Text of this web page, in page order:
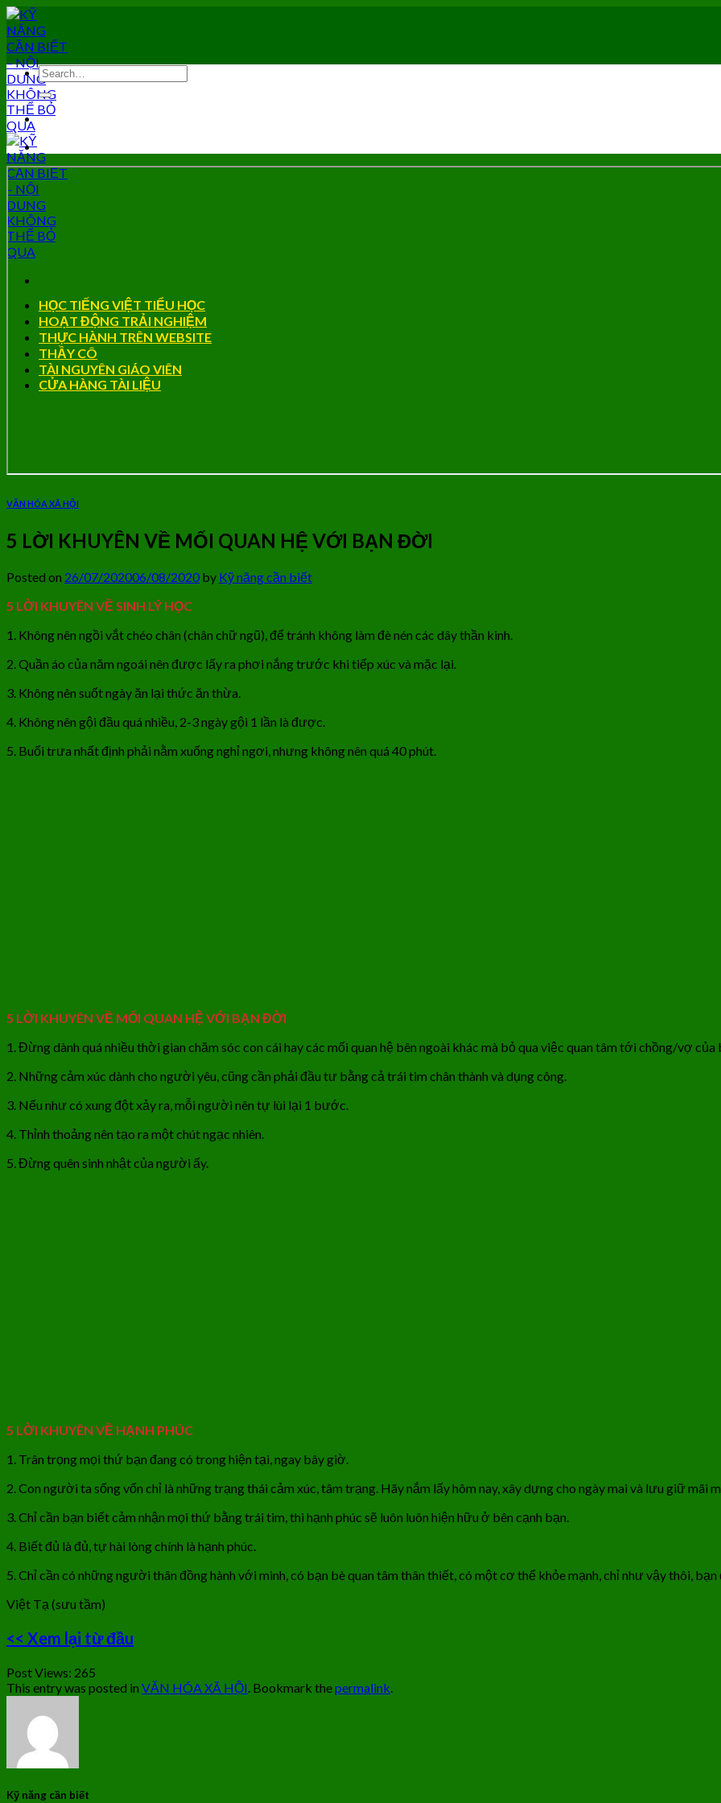
Skip
to
content
HỌC TIẾNG VIỆT TIỂU HỌC
HOẠT ĐỘNG TRẢI NGHIỆM
THỰC HÀNH TRÊN WEBSITE
THẦY CÔ
TÀI NGUYÊN GIÁO VIÊN
CỬA HÀNG TÀI LIỆU
VĂN HÓA XÃ HỘI
5 LỜI KHUYÊN VỀ MỐI QUAN HỆ VỚI BẠN ĐỜI
Posted on 26/07/202006/08/2020by Kỹ năng cần biết
5 LỜI KHUYÊN VỀ SINH LÝ HỌC
1. Không nên ngồi vắt chéo chân (chân chữ ngũ), để tránh không làm đè nén các dây thần kinh.
2. Quần áo của năm ngoái nên được lấy ra phơi nắng trước khi tiếp xúc và mặc lại.
3. Không nên suốt ngày ăn lại thức ăn thừa.
4. Không nên gội đầu quá nhiều, 2-3 ngày gội 1 lần là được.
5. Buổi trưa nhất định phải nằm xuống nghỉ ngơi, nhưng không nên quá 40 phút.
5 LỜI KHUYÊN VỀ MỐI QUAN HỆ VỚI BẠN ĐỜI
1. Đừng dành quá nhiều thời gian chăm sóc con cái hay các mối quan hệ bên ngoài khác mà bỏ qua việc quan tâm tới chồng/vợ của
2. Những cảm xúc dành cho người yêu, cũng cần phải đầu tư bằng cả trái tim chân thành và dụng công.
3. Nếu như có xung đột xảy ra, mỗi người nên tự lùi lại 1 bước.
4. Thỉnh thoảng nên tạo ra một chút ngạc nhiên.
5. Đừng quên sinh nhật của người ấy.
5 LỜI KHUYÊN VỀ HẠNH PHÚC
1. Trân trọng mọi thứ bạn đang có trong hiện tại, ngay bây giờ.
2. Con người ta sống vốn chỉ là những trạng thái cảm xúc, tâm trạng. Hãy nắm lấy hôm nay, xây dựng cho ngày mai và lưu giữ mãi
3. Chỉ cần bạn biết cảm nhận mọi thứ bằng trái tim, thì hạnh phúc sẽ luôn luôn hiện hữu ở bên cạnh bạn.
4. Biết đủ là đủ, tự hài lòng chính là hạnh phúc.
5. Chỉ cần có những người thân đồng hành với mình, có bạn bè quan tâm thân thiết, có một cơ thể khỏe mạnh, chỉ như vậy thôi,
Việt Tạ (sưu tầm)
<< Xem lại từ đầu
Post Views: 265
This entry was posted in VĂN HÓA XÃ HỘI. Bookmark thepermalink.
Kỹ năng cần biết